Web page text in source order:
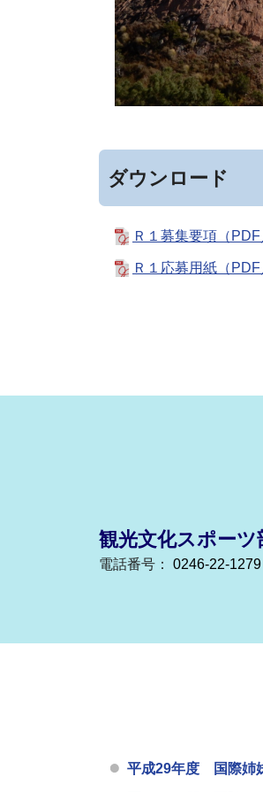
ダウンロード
Ｒ１募集要項（PDF
Ｒ１応募用紙（PDF
観光文化スポーツ
電話番号： 0246-22-1279
平成29年度 国際姉